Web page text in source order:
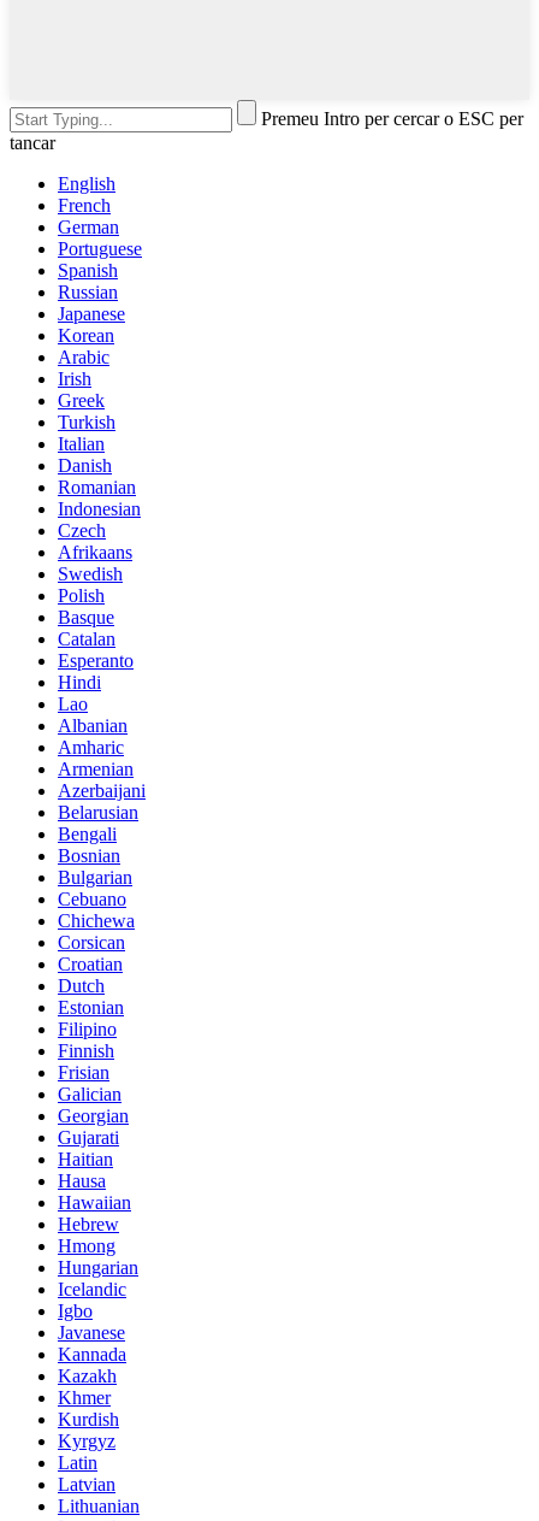
Premeu Intro per cercar o ESC per
tancar
English
French
German
Portuguese
Spanish
Russian
Japanese
Korean
Arabic
Irish
Greek
Turkish
Italian
Danish
Romanian
Indonesian
Czech
Afrikaans
Swedish
Polish
Basque
Catalan
Esperanto
Hindi
Lao
Albanian
Amharic
Armenian
Azerbaijani
Belarusian
Bengali
Bosnian
Bulgarian
Cebuano
Chichewa
Corsican
Croatian
Dutch
Estonian
Filipino
Finnish
Frisian
Galician
Georgian
Gujarati
Haitian
Hausa
Hawaiian
Hebrew
Hmong
Hungarian
Icelandic
Igbo
Javanese
Kannada
Kazakh
Khmer
Kurdish
Kyrgyz
Latin
Latvian
Lithuanian